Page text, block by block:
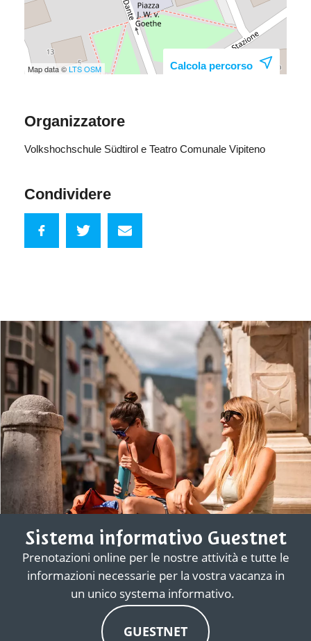
Map data ©LTSOSM Calcola percorso
Organizzatore
Volkshochschule Südtirol e Teatro Comunale Vipiteno
Condividere
Sistema informativo Guestnet
Prenotazioni online per le nostre attività e tutte le
informazioni necessarie per la vostra vacanza in
un unico systema informativo.
GUESTNET